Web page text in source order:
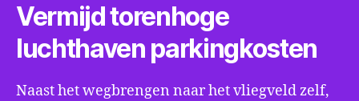
Vermijd torenhoge
luchthaven parkingkosten
Naast het wegbrengen naar het vliegveld zelf,